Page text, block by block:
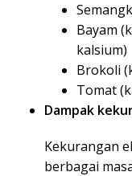
Bayam
kalsium)
Brokoli
Tomat
Dampak
Kekurangan
berbagai